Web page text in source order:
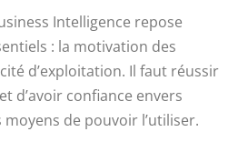
Intelligence repose
: la motivation des
d’exploitation. Il faut réussir
d’avoir confiance envers
de pouvoir l’utiliser.